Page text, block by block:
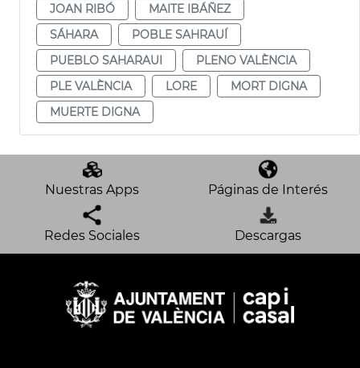
JOAN RIBÓ
MAITE IBÁÑEZ
SÁHARA
POBLE SAHRAUÍ
PUEBLO SAHARAUI
PLENO VALÈNCIA
PLE VALÈNCIA
LORE
MORT DIGNA
MUERTE DIGNA
Nuestras Apps Páginas de Interés
Redes Sociales Descargas